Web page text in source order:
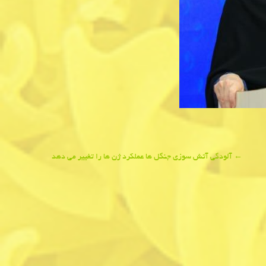
← آلودگی آتش سوزی جنگل ها عملكرد ژن ها را تغییر می دهد